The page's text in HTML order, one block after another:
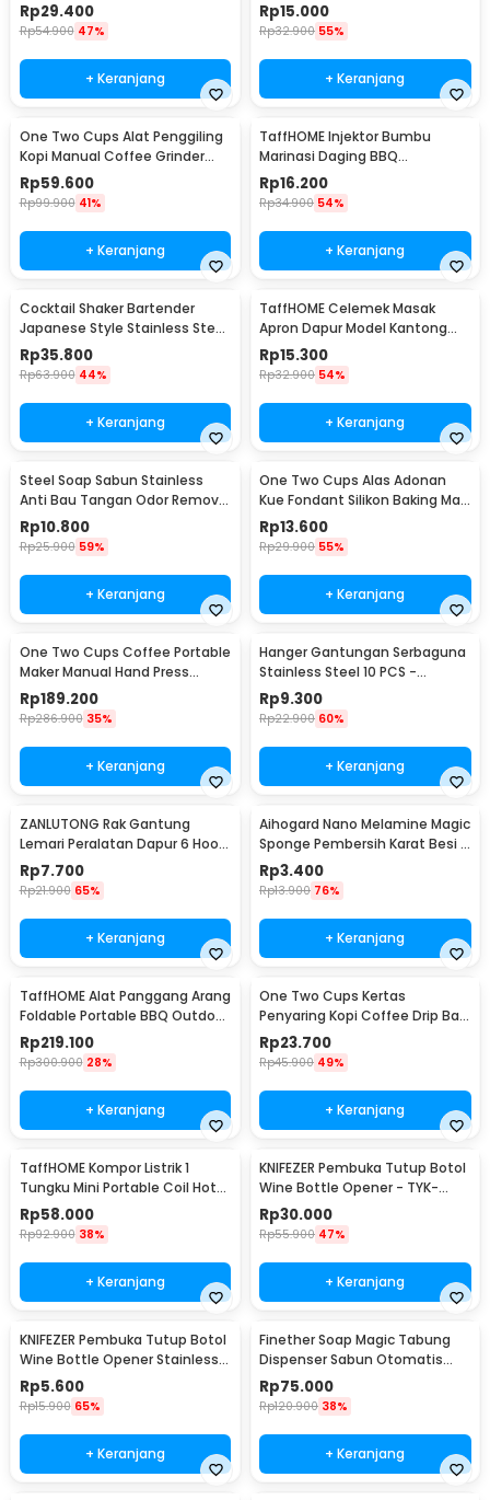
Rp29.400
Rp54.900 47%
+ Keranjang
Rp15.000
Rp32.900 55%
+ Keranjang
One Two Cups Alat Penggiling
Kopi Manual Coffee Grinder
Portable - WFCG9800
Rp59.600
Rp99.900 41%
+ Keranjang
TaffHOME Injektor Bumbu
Marinasi Daging BBQ
Seasoning Injector - HC117
Rp16.200
Rp34.900 54%
+ Keranjang
Cocktail Shaker Bartender
Japanese Style Stainless Steel
200ml
Rp35.800
Rp63.900 44%
+ Keranjang
TaffHOME Celemek Masak
Apron Dapur Model Kantong
Pola Spatula - JJ41
Rp15.300
Rp32.900 54%
+ Keranjang
Steel Soap Sabun Stainless
Anti Bau Tangan Odor Remove
- HW071
Rp10.800
Rp25.900 59%
+ Keranjang
One Two Cups Alas Adonan
Kue Fondant Silikon Baking Mat
Anti Slip - JJ3873
Rp13.600
Rp29.900 55%
+ Keranjang
One Two Cups Coffee Portable
Maker Manual Hand Press
Espresso 300ml - T35066
Rp189.200
Rp286.900 35%
+ Keranjang
Hanger Gantungan Serbaguna
Stainless Steel 10 PCS -
M127105
Rp9.300
Rp22.900 60%
+ Keranjang
ZANLUTONG Rak Gantung
Lemari Peralatan Dapur 6 Hook
Besi - 2137
Rp7.700
Rp21.900 65%
+ Keranjang
Aihogard Nano Melamine Magic
Sponge Pembersih Karat Besi -
CW62
Rp3.400
Rp13.900 76%
+ Keranjang
TaffHOME Alat Panggang Arang
Foldable Portable BBQ Outdoor
Grill Stove - HWSK77
Rp219.100
Rp300.900 28%
+ Keranjang
One Two Cups Kertas
Penyaring Kopi Coffee Drip Bag
Paper Filter 50PCS - T111
Rp23.700
Rp45.900 49%
+ Keranjang
TaffHOME Kompor Listrik 1
Tungku Mini Portable Coil Hot
Plate 500W - C1-1000-03
Rp58.000
Rp92.900 38%
+ Keranjang
KNIFEZER Pembuka Tutup Botol
Wine Bottle Opener - TYK-
074B
Rp30.000
Rp55.900 47%
+ Keranjang
KNIFEZER Pembuka Tutup Botol
Wine Bottle Opener Stainless
Steel - WS01
Rp5.600
Rp15.900 65%
+ Keranjang
Finether Soap Magic Tabung
Dispenser Sabun Otomatis
400ml - AD-03
Rp75.000
Rp120.900 38%
+ Keranjang